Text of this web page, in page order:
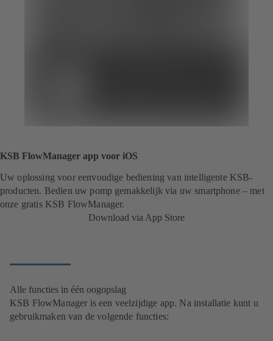
KSB FlowManager app voor iOS
Uw oplossing voor eenvoudige bediening van intelligente KSB-
producten. Bedien uw pomp gemakkelijk via uw smartphone – met
onze gratis KSB FlowManager.
Download via App Store
Alle functies in één oogopslag
KSB FlowManager is een veelzijdige app. Na installatie kunt u
gebruikmaken van de volgende functies: